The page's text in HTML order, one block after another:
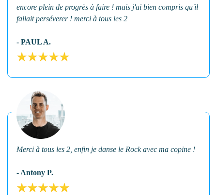
encore plein de progrès à faire ! mais j'ai bien compris qu'il
fallait perséverer ! merci à tous les 2
- PAUL A.
Merci à tous les 2, enfin je danse le Rock avec ma copine !
- Antony P.